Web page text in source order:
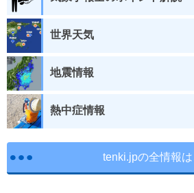
世界天気
地震情報
熱中症情報
tenki.jpの全情報